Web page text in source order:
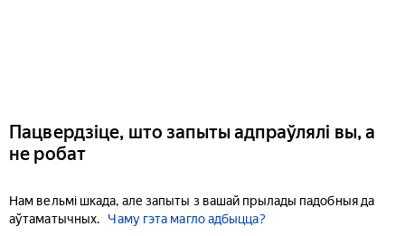
Пацвердзіце, што запыты адпраўлялі вы, а
не робат
Нам вельмі шкада, але запыты з вашай прылады падобныя да
аўтаматычных.
Чаму гэта магло адбыцца?